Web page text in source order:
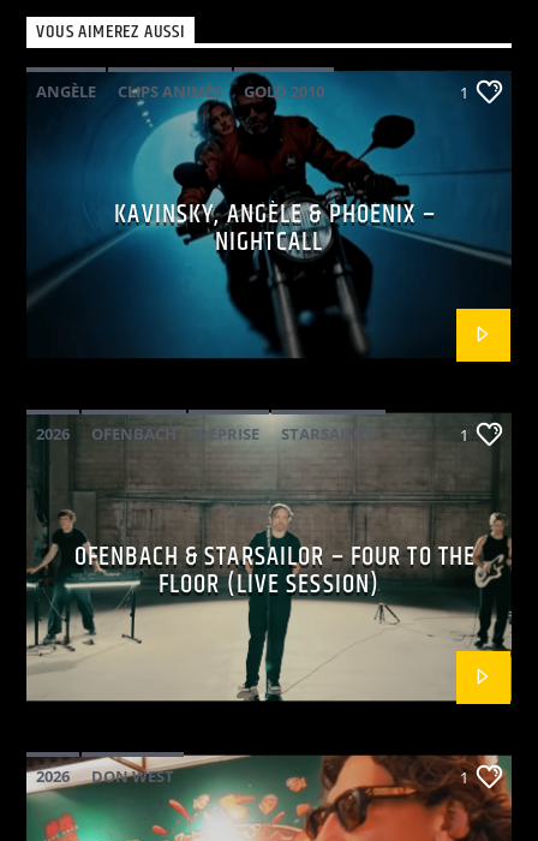
VOUS AIMEREZ AUSSI
ANGÈLE CLIPS ANIMÉS
GOLD 2010
PHOENIX POP ELECTRO
1
KAVINSKY, ANGÈLE & PHOENIX –
NIGHTCALL
2026 OFENBACH REPRISE STARSAILOR 1
OFENBACH & STARSAILOR – FOUR TO THE
FLOOR (LIVE SESSION)
2026
DON WEST
MAINSQUARE FESTIVAL 2026
POP
1